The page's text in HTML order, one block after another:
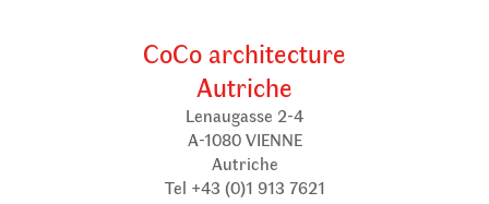
CoCo architecture
Autriche
Lenaugasse 2-4
A-1080 VIENNE
Autriche
Tel +43 (0)1 913 7621